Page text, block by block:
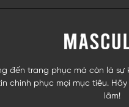
đến trang phục mà còn là
chinh phục mọi mục tiêu.
lãm!